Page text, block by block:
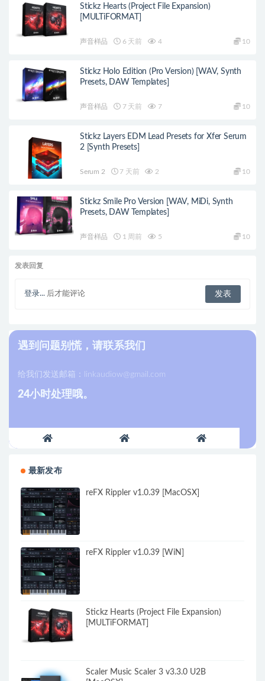
Stickz Hearts (Project File Expansion)
[MULTiFORMAT]
声音样品 6 天前 4 10
Stickz Holo Edition (Pro Version) [WAV, Synth
Presets, DAW Templates]
声音样品 7 天前 7 10
Stickz Layers EDM Lead Presets for Xfer Serum
2 [Synth Presets]
Serum 2 7 天前 2 10
Stickz Smile Pro Version [WAV, MiDi, Synth
Presets, DAW Templates]
声音样品 1 周前 5 10
发表回复
登录... 后才能评论
遇到问题别慌，请联系我们
给我们发送邮箱： linkaudiow@gmail.com
24小时处理哦。
最新发布
reFX Rippler v1.0.39 [MacOSX]
reFX Rippler v1.0.39 [WiN]
Stickz Hearts (Project File Expansion)
[MULTiFORMAT]
Scaler Music Scaler 3 v3.3.0 U2B